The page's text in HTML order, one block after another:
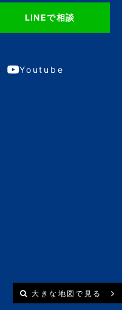
LINEで相談
Youtube
大きな地図で見る